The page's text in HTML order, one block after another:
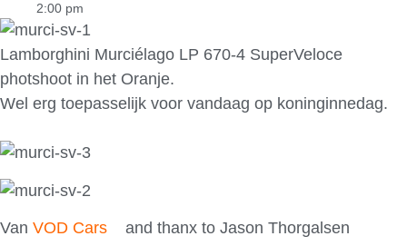
2:00 pm
Lamborghini Murciélago LP 670-4 SuperVeloce
photshoot in het Oranje.
Wel erg toepasselijk voor vandaag op koninginnedag.
Van VOD Cars and thanx to Jason Thorgalsen